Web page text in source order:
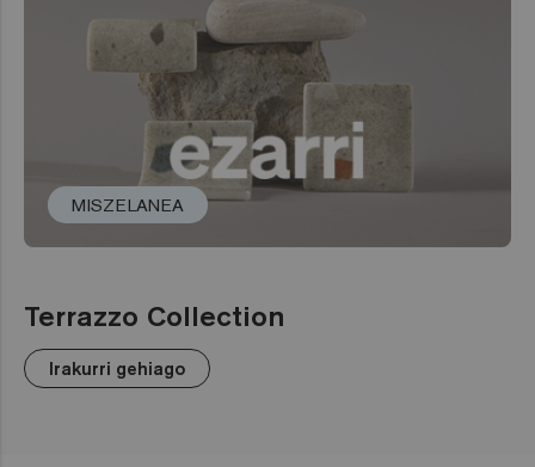
MISZELANEA
Terrazzo Collection
Irakurri gehiago